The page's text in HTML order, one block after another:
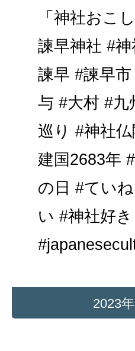
「神社おこ
諫早神社 #
諫早 #諫早
与 #大村 #
巡り #神社
建国2683年
の日 #てい
い #神社好
2023